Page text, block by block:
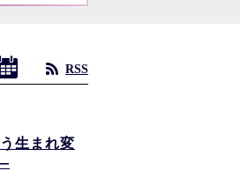
RSS
生まれ変